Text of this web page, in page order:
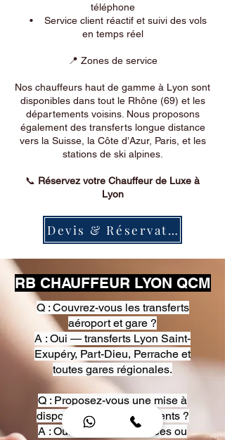
téléphone
• Service client réactif et suivi des vols
en temps réel
📍 Zones de service
Nos chauffeurs haut de gamme à Lyon sont
disponibles dans tout le Rhône (69) et les
départements voisins. Nous proposons
également des transferts longue distance
vers la Suisse, la Côte d’Azur, Paris, et les
stations de ski alpines.
📞 Réservez votre Chauffeur de Luxe à
Lyon
Devis & Réservation
RB CHAUFFEUR LYON QCM
Q : Couvrez-vous les transferts
aéroport et gare ?
A : Oui — transferts Lyon Saint-
Exupéry, Part-Dieu, Perrache et
toutes gares régionales.
Q : Proposez-vous une mise à
disposition pour événements ?
A : Oui — heures, journées ou